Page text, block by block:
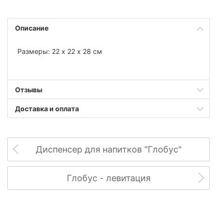
Описание
Размеры: 22 х 22 х 28 см
Отзывы
Доставка и оплата
Диспенсер для напитков "Глобус"
Глобус - левитация